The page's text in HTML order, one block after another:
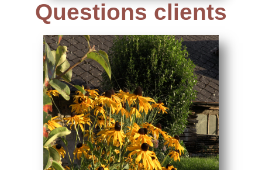
Questions clients